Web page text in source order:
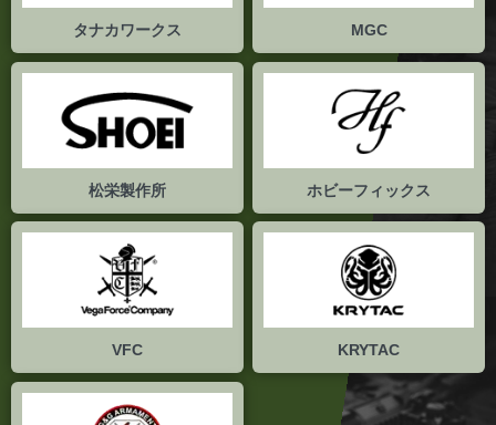
タナカワークス MGC
松栄製作所 ホビーフィックス
VFC KRYTAC